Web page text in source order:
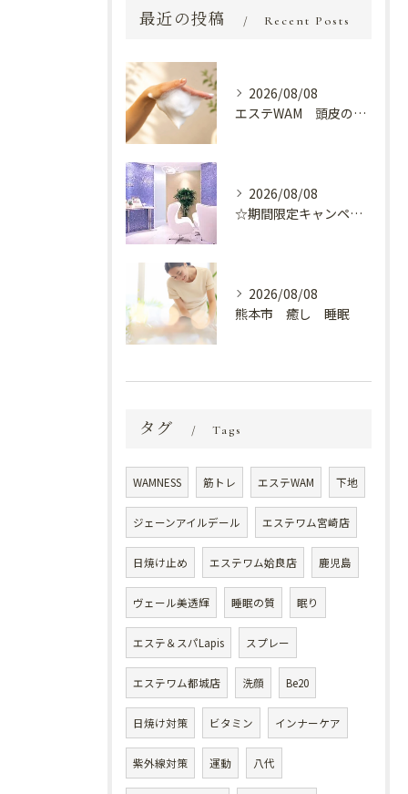
最近の投稿 Recent Posts
2026/08/08
エステWAM 頭皮の健康
2026/08/08
☆期間限定キャンペーン開催中☆
2026/08/08
熊本市 癒し 睡眠
タグ Tags
WAMNESS 筋トレ エステWAM 下地
ジェーンアイルデール エステワム宮崎店
日焼け止め エステワム姶良店 鹿児島
ヴェール美透輝 睡眠の質 眠り
エステ＆スパLapis スプレー
エステワム都城店 洗顔 Be20
日焼け対策 ビタミン インナーケア
紫外線対策 運動 八代